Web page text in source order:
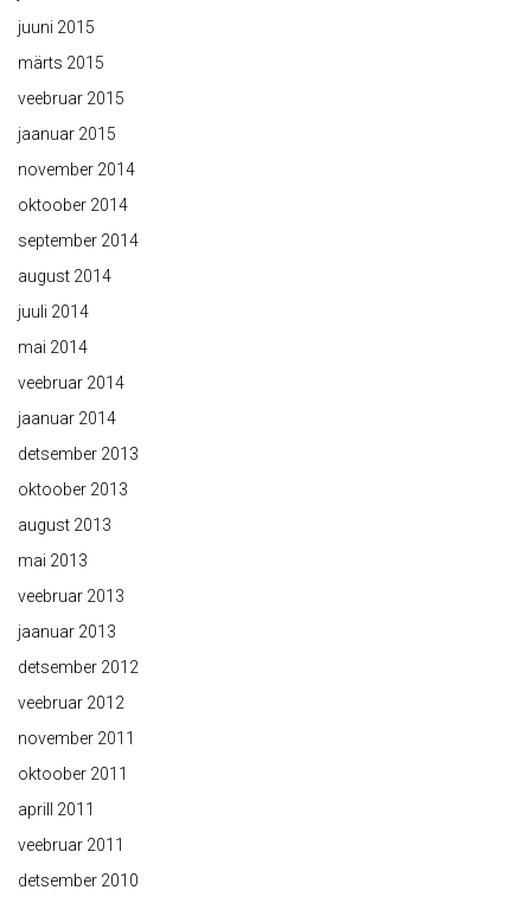
juuni 2015
märts 2015
veebruar 2015
jaanuar 2015
november 2014
oktoober 2014
september 2014
august 2014
juuli 2014
mai 2014
veebruar 2014
jaanuar 2014
detsember 2013
oktoober 2013
august 2013
mai 2013
veebruar 2013
jaanuar 2013
detsember 2012
veebruar 2012
november 2011
oktoober 2011
aprill 2011
veebruar 2011
detsember 2010